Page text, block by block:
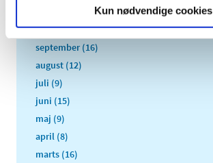
Kun nødvendige cookies
november (19)
oktober (13)
september (16)
august (12)
juli (9)
juni (15)
maj (9)
april (8)
marts (16)